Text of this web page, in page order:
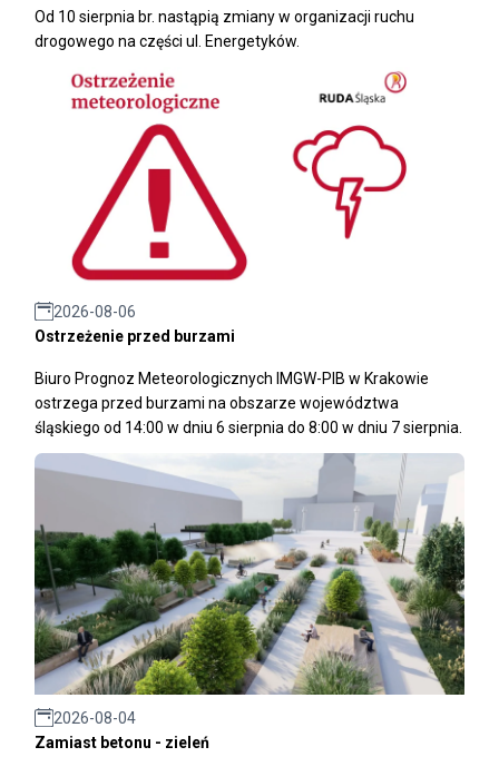
Od 10 sierpnia br. nastąpią zmiany w organizacji ruchu
drogowego na części ul. Energetyków.
2026-08-06
Ostrzeżenie przed burzami
Biuro Prognoz Meteorologicznych IMGW-PIB w Krakowie
ostrzega przed burzami na obszarze województwa
śląskiego od 14:00 w dniu 6 sierpnia do 8:00 w dniu 7 sierpnia.
2026-08-04
Zamiast betonu - zieleń